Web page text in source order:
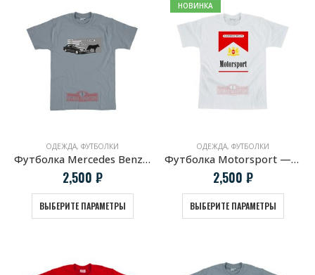
ОДЕЖДА, ФУТБОЛКИ
Футболка Mercedes Benz W124 E500 «Волчок»
2,500 ₽
ВЫБЕРИТЕ ПАРАМЕТРЫ
НОВИНКА
ОДЕЖДА, ФУТБОЛКИ
Футболка Motorsport — Marlboro Style
2,500 ₽
ВЫБЕРИТЕ ПАРАМЕТРЫ